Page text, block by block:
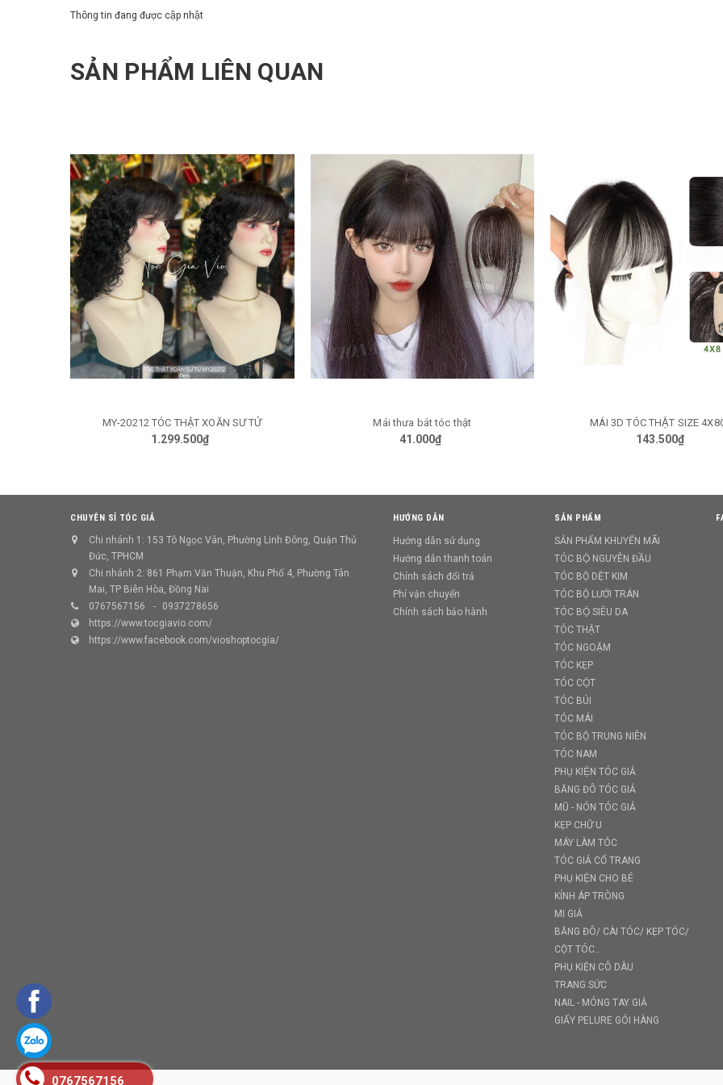
Thông tin đang được cập nhật
SẢN PHẨM LIÊN QUAN
TÙY CHỌN
MY-20212 TÓC THẬT XOĂN SƯ TỬ
1.299.500₫
TÙY CHỌN
Mái thưa bát tóc thật
41.000₫
TÙY CHỌN
MÁI 3D TÓC THẬT SIZE
143.500₫
CHUYÊN SỈ TÓC GIẢ
Chi nhánh 1: 153 Tô Ngọc Vân, Phường Linh Đông, Quận Thủ
Đức, TPHCM
Chi nhánh 2: 861 Phạm Văn Thuận, Khu Phố 4, Phường Tân
Mai, TP Biên Hòa, Đồng Nai
0767567156
0937278656
https://www.tocgiavio.com/
https://www.facebook.com/vioshoptocgia/
HƯỚNG DẪN
Hướng dẫn sử dụng
Hướng dẫn thanh toán
Chính sách đổi trả
Phí vận chuyển
Chính sách bảo hành
SẢN PHẨM
SẢN PHẨM KHUYẾN MÃI
TÓC BỘ NGUYÊN ĐẦU
TÓC BỘ DỆT KIM
TÓC BỘ LƯỚI TRÁN
TÓC BỘ SIÊU DA
TÓC THẬT
TÓC NGOẶM
TÓC KẸP
TÓC CỘT
TÓC BÚI
TÓC MÁI
TÓC BỘ TRUNG NIÊN
TÓC NAM
PHỤ KIỆN TÓC GIẢ
BĂNG ĐÔ TÓC GIẢ
MŨ - NÓN TÓC GIẢ
KẸP CHỮ U
MÁY LÀM TÓC
TÓC GIẢ CỔ TRANG
PHỤ KIỆN CHO BÉ
KÍNH ÁP TRÒNG
MI GIẢ
BĂNG ĐÔ/ CÀI TÓC/ KẸP TÓC/
CỘT TÓC..
PHỤ KIỆN CÔ DÂU
TRANG SỨC
NAIL - MÓNG TAY GIẢ
GIẤY PELURE GÓI HÀNG
0767567156